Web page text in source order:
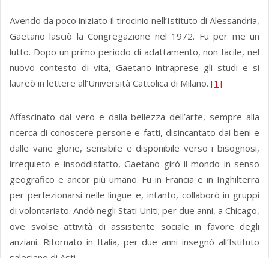
Avendo da poco iniziato il tirocinio nell’Istituto di Alessandria,
Gaetano lasciò la Congregazione nel 1972. Fu per me un
lutto. Dopo un primo periodo di adattamento, non facile, nel
nuovo contesto di vita, Gaetano intraprese gli studi e si
laureò in lettere all’Università Cattolica di Milano. [1]
Affascinato dal vero e dalla bellezza dell’arte, sempre alla
ricerca di conoscere persone e fatti, disincantato dai beni e
dalle vane glorie, sensibile e disponibile verso i bisognosi,
irrequieto e insoddisfatto, Gaetano girò il mondo in senso
geografico e ancor più umano. Fu in Francia e in Inghilterra
per perfezionarsi nelle lingue e, intanto, collaborò in gruppi
di volontariato. Andò negli Stati Uniti; per due anni, a Chicago,
ove svolse attività di assistente sociale in favore degli
anziani. Ritornato in Italia, per due anni insegnò all’Istituto